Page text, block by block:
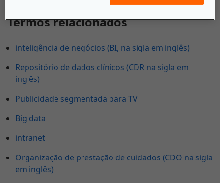
Termos relacionados
inteligência de negócios (BI, na sigla em inglês)
Repositório de dados clínicos (CDR na sigla em
inglês)
Publicidade segmentada para TV
Big data
intranet
Organização de prestação de cuidados (CDO na sigla
em inglês)